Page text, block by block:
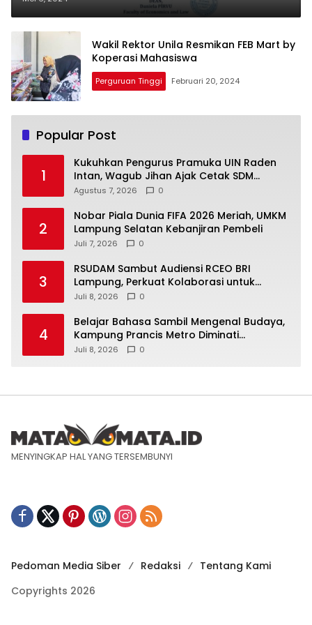
KTI di Rumania
Wakil Rektor Unila Resmikan FEB Mart by
Koperasi Mahasiswa
Perguruan Tinggi Februari 20, 2024
Popular Post
1
Kukuhkan Pengurus Pramuka UIN Raden
Intan, Wagub Jihan Ajak Cetak SDM
Unggul Menuju Indonesia Emas 2045
Agustus 7, 2026 0
2
Nobar Piala Dunia FIFA 2026 Meriah, UMKM
Lampung Selatan Kebanjiran Pembeli
Juli 7, 2026 0
3
RSUDAM Sambut Audiensi RCEO BRI
Lampung, Perkuat Kolaborasi untuk
Pengembangan Layanan dan SDM
Juli 8, 2026 0
4
Belajar Bahasa Sambil Mengenal Budaya,
Kampung Prancis Metro Diminati
Masyarakat
Juli 8, 2026 0
MENYINGKAP HAL YANG TERSEMBUNYI
Pedoman Media Siber Redaksi
Tentang Kami
Copyrights 2026